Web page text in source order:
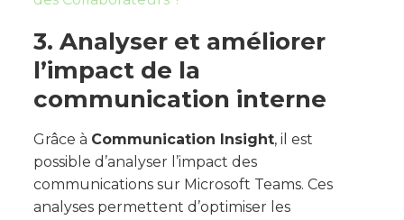
3. Analyser et améliorer
l’impact de la
communication interne
Grâce à Communication Insight, il est
possible d’analyser l’impact des
communications sur Microsoft Teams. Ces
analyses permettent d’optimiser les